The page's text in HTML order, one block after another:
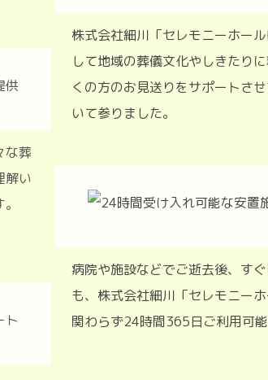
株式会社細川「セレモニーホー
して地域の葬儀文化やしきたり
くの方のお見送りをサポートさ
いて参りました。
様々な葬
ご理解い
ます。
病院や施設などでご逝去後、す
も、株式会社細川「セレモニー
関わらず24時間365日ご利用可